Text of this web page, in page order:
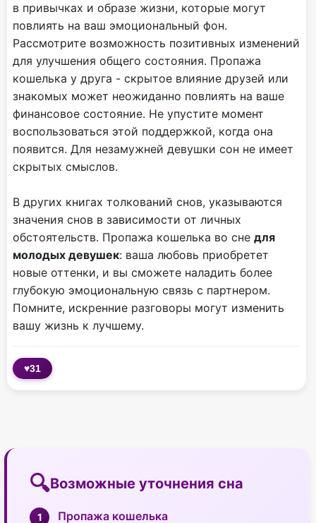
в привычках и образе жизни, которые могут
повлиять на ваш эмоциональный фон.
Рассмотрите возможность позитивных изменений
для улучшения общего состояния. Пропажа
кошелька у друга - скрытое влияние друзей или
знакомых может неожиданно повлиять на ваше
финансовое состояние. Не упустите момент
воспользоваться этой поддержкой, когда она
появится. Для незамужней девушки сон не имеет
скрытых смыслов.
В других книгах толкований снов, указываются
значения снов в зависимости от личных
обстоятельств. Пропажа кошелька во сне для
молодых девушек: ваша любовь приобретет
новые оттенки, и вы сможете наладить более
глубокую эмоциональную связь с партнером.
Помните, искренние разговоры могут изменить
вашу жизнь к лучшему.
♥31
Возможные уточнения сна
Пропажа кошелька